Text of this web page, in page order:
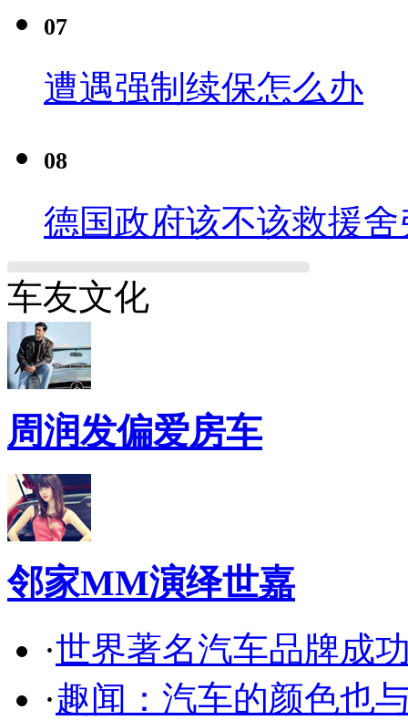
07
遭遇强制续保怎么办
08
德国政府该不该救援舍
车友文化
周润发偏爱房车
邻家MM演绎世嘉
·世界著名汽车品牌成
·趣闻：汽车的颜色也